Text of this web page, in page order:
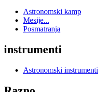
Astronomski kamp
Mesije...
Posmatranja
instrumenti
Astronomski instrumenti